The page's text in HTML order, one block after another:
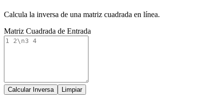
Calcula la inversa de una matriz cuadrada en línea.
Matriz Cuadrada de Entrada
Calcular Inversa Limpiar